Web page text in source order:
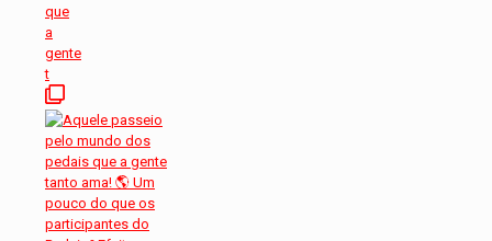
que
a
gente
t